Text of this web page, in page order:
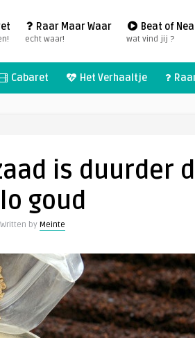
Raar Maar Waar
echt waar!
Beat of
wat vind jij ?
Cabaret Het Verhaaltje
duurder
is duurder
goud
Written by Meinte